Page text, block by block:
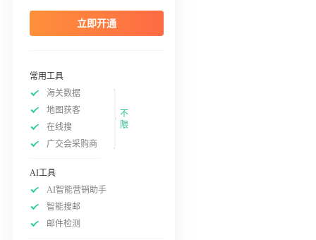
立即开通
常用工具
海关数据
地图获客
在线搜
广交会采购商
不
限
AI工具
AI智能营销助手
智能搜邮
邮件检测